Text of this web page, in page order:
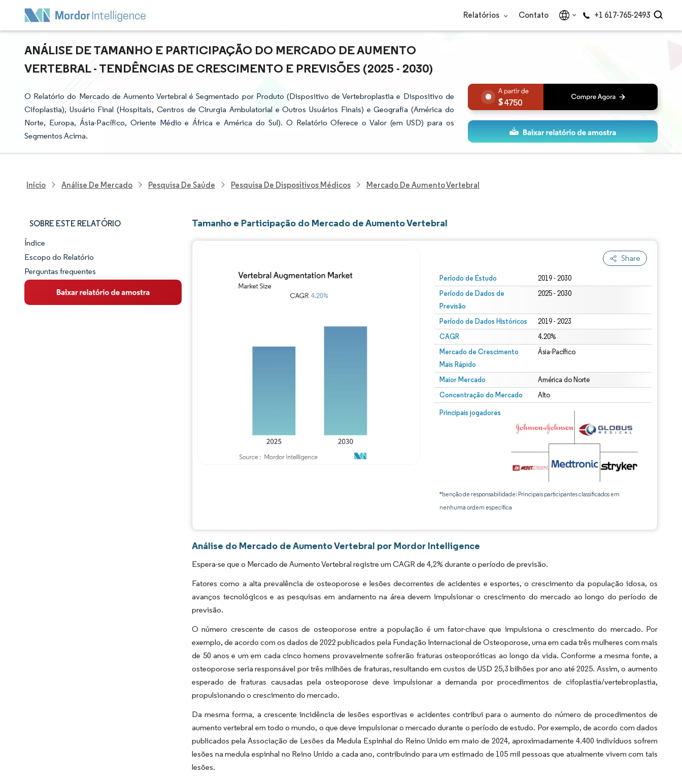
Relatórios Contato +1 617-765-2493
ANÁLISE DE TAMANHO E PARTICIPAÇÃO DO MERCADO DE AUMENTO
VERTEBRAL - TENDÊNCIAS DE CRESCIMENTO E PREVISÕES (2025 - 2030)
O Relatório do Mercado de Aumento Vertebral é Segmentado por Produto (Dispositivo de Vertebroplastia e Dispositivo de
Cifoplastia), Usuário Final (Hospitais, Centros de Cirurgia Ambulatorial e Outros Usuários Finais) e Geografia (América do
Norte, Europa, Ásia-Pacífico, Oriente Médio e África e América do Sul). O Relatório Oferece o Valor (em USD) para os
Segmentos Acima.
4750
Início Análise De Mercado Pesquisa De Saúde Pesquisa De Dispositivos Médicos Mercado De Aumento Vertebral
SOBRE ESTE RELATÓRIO
Panorama do Mercado
Visão Geral do Mercado
Principais Tendências de Mercado
Índice
Escopo do Relatório
Perguntas frequentes
Tamanho e Participação do Mercado de Aumento Vertebral
Share
Período de Estudo 2019 - 2030
Período de Dados de
Previsão
2025 - 2030
Período de Dados Históricos 2019 - 2023
CAGR 4.20%
Mercado de Crescimento
Mais Rápido
Ásia-Pacífico
Maior Mercado América do Norte
Concentração do Mercado Alto
Principais jogadores
*Isenção de responsabilidade: Principais participantes classificados em
nenhuma ordem específica
Análise do Mercado de Aumento Vertebral por Mordor Intelligence
Espera-se que o Mercado de Aumento Vertebral registre um CAGR de 4,2% durante o período de previsão.
Fatores como a alta prevalência de osteoporose e lesões decorrentes de acidentes e esportes, o crescimento da população idosa, os
avanços tecnológicos e as pesquisas em andamento na área devem impulsionar o crescimento do mercado ao longo do período de
previsão.
O número crescente de casos de osteoporose entre a população é um fator-chave que impulsiona o crescimento do mercado. Por
exemplo, de acordo com os dados de 2022 publicados pela Fundação Internacional de Osteoporose, uma em cada três mulheres com mais
de 50 anos e um em cada cinco homens provavelmente sofrerão fraturas osteoporóticas ao longo da vida. Conforme a mesma fonte, a
osteoporose seria responsável por três milhões de fraturas, resultando em custos de USD 25,3 bilhões por ano até 2025. Assim, o aumento
esperado de fraturas causadas pela osteoporose deve impulsionar a demanda por procedimentos de cifoplastia/vertebroplastia,
propulsionando o crescimento do mercado.
Da mesma forma, a crescente incidência de lesões esportivas e acidentes contribui para o aumento do número de procedimentos de
aumento vertebral em todo o mundo, o que deve impulsionar o mercado durante o período de estudo. Por exemplo, de acordo com dados
publicados pela Associação de Lesões da Medula Espinhal do Reino Unido em maio de 2024, aproximadamente 4.400 indivíduos sofrem
lesões na medula espinhal no Reino Unido a cada ano, contribuindo para um estimado de 105 mil pessoas que atualmente vivem com tais
lesões.